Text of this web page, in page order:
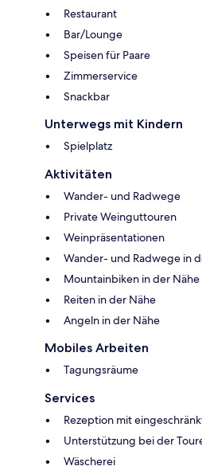
Restaurant
Bar/Lounge
Speisen für Paare
Zimmerservice
Snackbar
Unterwegs mit Kindern
Spielplatz
Aktivitäten
Wander- und Radwege
Private Weinguttouren
Weinpräsentationen
Wander- und Radwege in
Mountainbiken in der Nähe
Reiten in der Nähe
Angeln in der Nähe
Mobiles Arbeiten
Tagungsräume
Services
Rezeption mit
Unterstützung bei der
Wäscherei